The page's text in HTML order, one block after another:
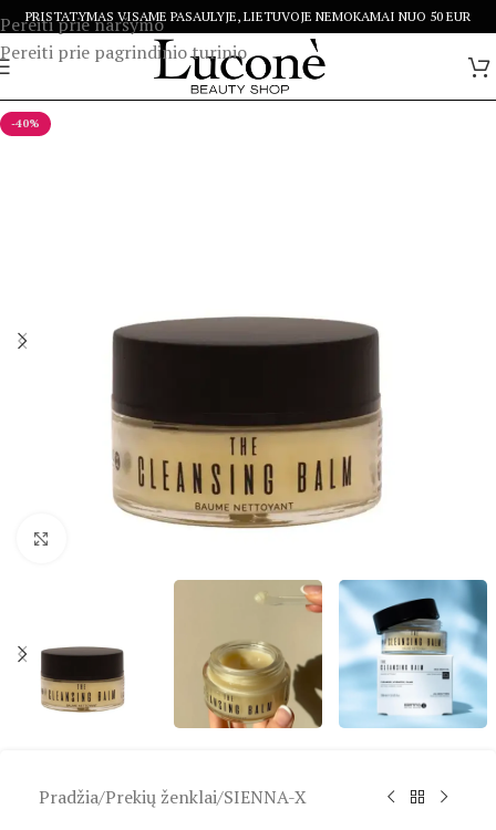
Pereiti prie naršymo
Pereiti prie pagrindinio turinio
PRISTATYMAS VISAME PASAULYJE, LIETUVOJE NEMOKAMAI NUO 50 EUR
-40%
Pradžia/Prekių ženklai/SIENNA-X